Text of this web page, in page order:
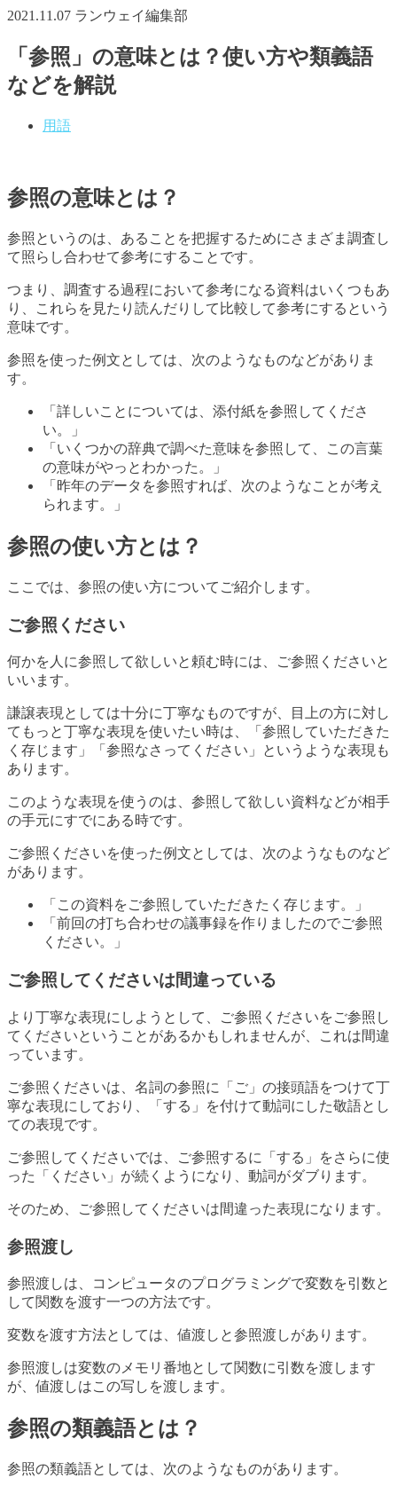
2021.11.07 ランウェイ編集部
「参照」の意味とは？使い方や類義語
などを解説
用語
参照の意味とは？
参照というのは、あることを把握するためにさまざま調査し
て照らし合わせて参考にすることです。
つまり、調査する過程において参考になる資料はいくつもあ
り、これらを見たり読んだりして比較して参考にするという
意味です。
参照を使った例文としては、次のようなものなどがありま
す。
「詳しいことについては、添付紙を参照してくださ
い。」
「いくつかの辞典で調べた意味を参照して、この言葉
の意味がやっとわかった。」
「昨年のデータを参照すれば、次のようなことが考え
られます。」
参照の使い方とは？
ここでは、参照の使い方についてご紹介します。
ご参照ください
何かを人に参照して欲しいと頼む時には、ご参照くださいと
いいます。
謙譲表現としては十分に丁寧なものですが、目上の方に対し
てもっと丁寧な表現を使いたい時は、「参照していただきた
く存じます」「参照なさってください」というような表現も
あります。
このような表現を使うのは、参照して欲しい資料などが相手
の手元にすでにある時です。
ご参照くださいを使った例文としては、次のようなものなど
があります。
「この資料をご参照していただきたく存じます。」
「前回の打ち合わせの議事録を作りましたのでご参照
ください。」
ご参照してくださいは間違っている
より丁寧な表現にしようとして、ご参照くださいをご参照し
てくださいということがあるかもしれませんが、これは間違
っています。
ご参照くださいは、名詞の参照に「ご」の接頭語をつけて丁
寧な表現にしており、「する」を付けて動詞にした敬語とし
ての表現です。
ご参照してくださいでは、ご参照するに「する」をさらに使
った「ください」が続くようになり、動詞がダブります。
そのため、ご参照してくださいは間違った表現になります。
参照渡し
参照渡しは、コンピュータのプログラミングで変数を引数と
して関数を渡す一つの方法です。
変数を渡す方法としては、値渡しと参照渡しがあります。
参照渡しは変数のメモリ番地として関数に引数を渡します
が、値渡しはこの写しを渡します。
参照の類義語とは？
参照の類義語としては、次のようなものがあります。